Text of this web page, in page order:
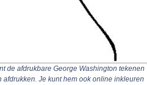
de afdrukbare George Washington tekenen
Je kunt hem ook online inkleuren